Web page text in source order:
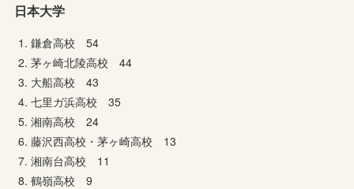
日本大学
鎌倉高校 54
茅ヶ崎北陵高校 44
大船高校 43
七里ガ浜高校 35
湘南高校 24
藤沢西高校・茅ヶ崎高校 13
湘南台高校 11
鶴嶺高校 9